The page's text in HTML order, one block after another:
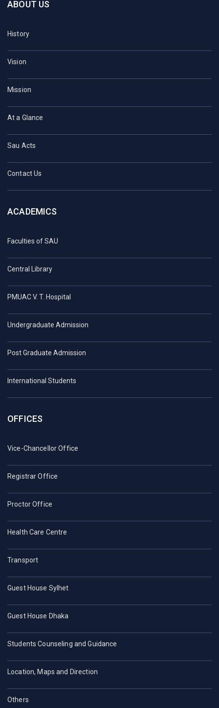
ABOUT US
History
Vision
Mission
At a Glance
Sau Acts
Contact Us
ACADEMICS
Faculties of SAU
Central Library
PMUAC V. T. Hospital
Undergraduate Admission
Post Graduate Admission
International Students
OFFICES
Vice-Chancellor Office
Registrar Office
Proctor Office
Health Care Centre
Transport
Guest House Sylhet
Guest House Dhaka
Students Counseling and Guidance
Location, Maps and Direction
Others